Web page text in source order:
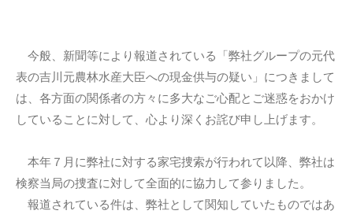
今般、新聞等により報道されている「弊社グループの元代
表の吉川元農林水産大臣への現金供与の疑い」につきまして
は、各方面の関係者の方々に多大なご心配とご迷惑をおかけ
していることに対して、心より深くお詫び申し上げます。
本年７月に弊社に対する家宅捜索が行われて以降、弊社は
検察当局の捜査に対して全面的に協力して参りました。
報道されている件は、弊社として関知していたものではあ